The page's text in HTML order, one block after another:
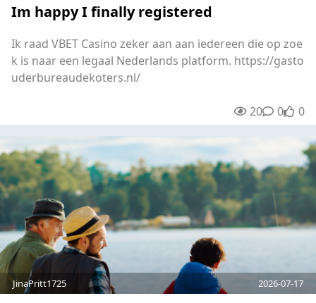
Im happy I finally registered
Ik raad VBET Casino zeker aan aan iedereen die op zoe
k is naar een legaal Nederlands platform. https://gasto
uderbureaudekoters.nl/
20 00 0
JinaPritt1725 2026-07-17